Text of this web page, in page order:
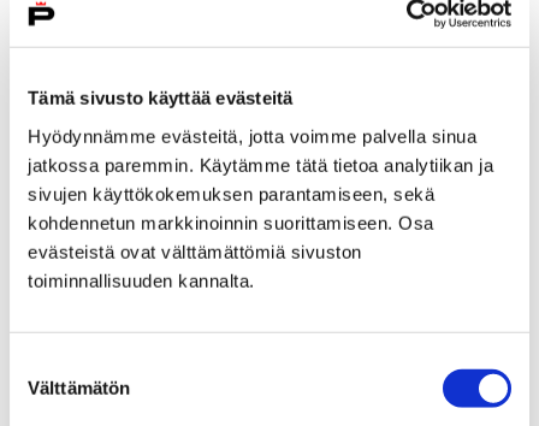
Tämä sivusto käyttää evästeitä
Hyödynnämme evästeitä, jotta voimme palvella sinua
jatkossa paremmin. Käytämme tätä tietoa analytiikan ja
sivujen käyttökokemuksen parantamiseen, sekä
kohdennetun markkinoinnin suorittamiseen. Osa
evästeistä ovat välttämättömiä sivuston
toiminnallisuuden kannalta.
valinta
Välttämätön
Etusivu
Alueellinen vastuumuseo
Satakuntalainen kulttuuriperintö
Neuvonta
Neuvonta
Etusivu